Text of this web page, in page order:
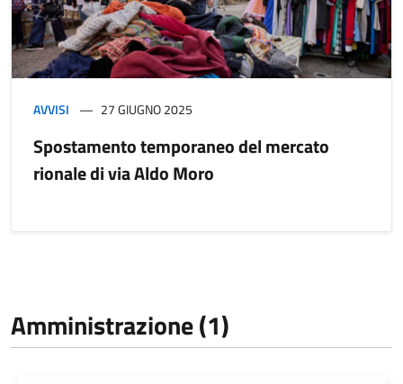
AVVISI 27 GIUGNO 2025
Spostamento temporaneo del mercato
rionale di via Aldo Moro
Amministrazione (1)